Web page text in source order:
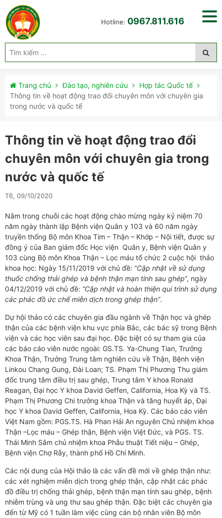
Hotline: 0967.811.616
Trang chủ Đào tạo, nghiên cứu
Hợp tác Quốc tế
Thông tin về hoạt động trao đổi chuyên môn với chuyên gia
trong nước và quốc tế
Thông tin về hoạt động trao đổi
chuyên môn với chuyên gia trong
nước và quốc tế
T6, 09/10/2020
Nằm trong chuỗi các hoạt động chào mừng ngày kỷ niệm 70
năm ngày thành lập Bệnh viện Quân y 103 và 60 năm ngày
truyền thống Bộ môn Khoa Tim – Thận – Khớp – Nội tiết, được sự
đồng ý của Ban giám đốc Học viện Quân y, Bệnh viện Quân y
103 cùng Bộ môn Khoa Thận – Lọc máu tổ chức 2 cuộc hội thảo
khoa học: Ngày 15/11/2019 với chủ đề: “Cập nhật về sử dụng
thuốc chống thải ghép và bệnh thận mạn tính sau ghép”, ngày
04/12/2019 với chủ đề: “Cập nhật và hoàn thiện qui trình sử dụng
các phác đồ ức chế miễn dịch trong ghép thận”.
Dự hội thảo có các chuyên gia đầu ngành về Thận học và ghép
thận của các bệnh viện khu vực phía Bắc, các bác sỹ trong Bệnh
viện và các học viên sau đại học. Đặc biệt có sự tham gia của
các báo cáo viên nước ngoài: GS.TS. Ya-Chung Tian, Trưởng
Khoa Thận, Trưởng Trung tâm nghiên cứu về Thận, Bệnh viện
Linkou Chang Gung, Đài Loan; TS. Phạm Thị Phương Thu giám
đốc trung tâm điều trị sau ghép, Trung tâm Y khoa Ronald
Reagan, Đại học Y khoa David Geffen, California, Hoa Kỳ và TS.
Phạm Thị Phương Chi trưởng khoa Thận và tăng huyết áp, Đại
học Y khoa David Geffen, California, Hoa Kỳ. Các báo cáo viên
Việt Nam gồm: PGS.TS. Hà Phan Hải An nguyên Chủ nhiệm khoa
Thận –Lọc máu – Ghép thận, Bệnh viện Việt Đức, và PGS. TS.
Thái Minh Sâm chủ nhiệm khoa Phẫu thuật Tiết niệu – Ghép,
Bệnh viện Chợ Rẫy, thành phố Hồ Chí Minh.
Các nội dung của Hội thảo là các vấn đề mới về ghép thận như:
các xét nghiệm miễn dịch trong ghép thận, cập nhật các phác
đồ điều trị chống thải ghép, bệnh thận mạn tính sau ghép, bệnh
nhiễm trùng và ung thư sau ghép thận. Đặc biệt các chuyên gia
đến từ Mỹ có 1 tuần làm việc cùng cán bộ nhân viên Bộ môn